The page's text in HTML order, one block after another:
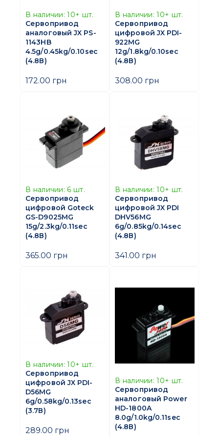
В наличии: 10+ шт.
Сервопривод
аналоговый JX PS-
1143HB
4.5g/0.45kg/0.10sec
(4.8В)
172.00 грн
В наличии: 10+ шт.
Сервопривод
цифровой JX PDI-
922MG
12g/1.8kg/0.10sec
(4.8В)
308.00 грн
В наличии: 6 шт.
Сервопривод
цифровой Goteck
GS-D9025MG
15g/2.3kg/0.11sec
(4.8В)
365.00 грн
В наличии: 10+ шт.
Сервопривод
цифровой JX PDI
DHV56MG
6g/0.85kg/0.14sec
(4.8В)
341.00 грн
В наличии: 10+ шт.
Сервопривод
цифровой JX PDI-
D56MG
6g/0.58kg/0.13sec
(3.7В)
289.00 грн
В наличии: 10+ шт.
Сервопривод
аналоговый Power
HD-1800A
8.0g/1.0kg/0.11sec
(4.8В)